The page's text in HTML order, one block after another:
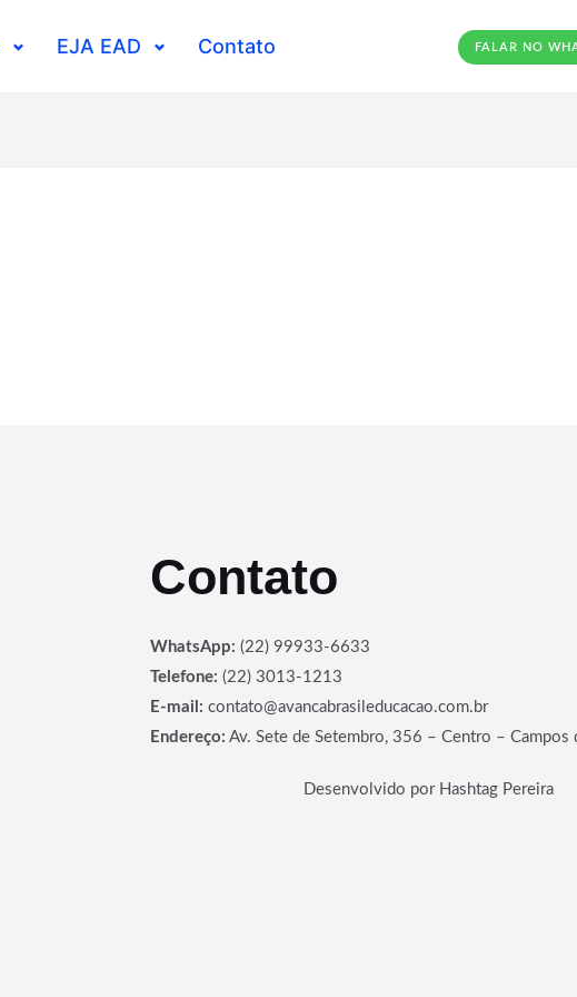
EJA EAD Contato FALAR NO
Contato
WhatsApp: (22) 99933-6633
Telefone: (22) 3013-1213
E-mail: contato@avancabrasileducacao.com.br
Endereço: Av. Sete de Setembro, 356 – Centro – Campos
Desenvolvido por Hashtag Pereira